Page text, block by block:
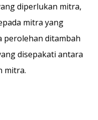
diperlukan mitra,
mitra yang
perolehan ditambah
disepakati antara
mitra.